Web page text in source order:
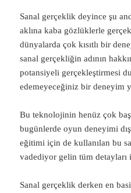
Sanal gerçeklik deyince şu
aklına kaba gözlüklerle
dünyalarda çok kısıtlı bir
sanal gerçekliğin adının
potansiyeli gerçekleştirmesi
edemeyeceğiniz bir deneyim
Bu teknolojinin henüz çok
bugünlerde oyun deneyimi
eğitimi için de kullanılan bu
vadediyor gelin tüm
Sanal gerçeklik derken en